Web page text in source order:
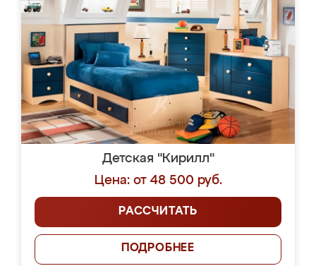
Детская "Кирилл"
Цена: от 48 500 руб.
РАССЧИТАТЬ
ПОДРОБНЕЕ